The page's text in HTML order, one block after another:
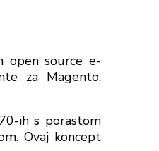
open source e-
za Magento,
ih s porastom
Ovaj koncept